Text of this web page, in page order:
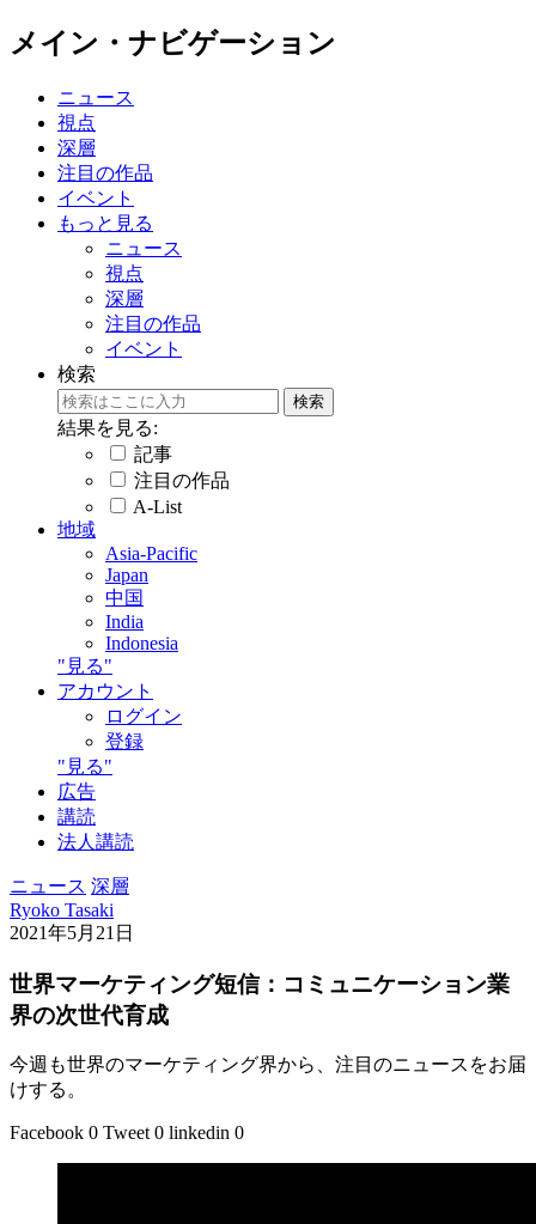
メイン・ナビゲーション
ニュース
視点
深層
注目の作品
イベント
もっと見る
ニュース
視点
深層
注目の作品
イベント
検索
結果を見る:
記事
注目の作品
A-List
地域
Asia-Pacific
Japan
中国
India
Indonesia
"見る"
アカウント
ログイン
登録
"見る"
広告
講読
法人講読
ニュース 深層
Ryoko Tasaki
2021年5月21日
世界マーケティング短信：コミュニケーション業
界の次世代育成
今週も世界のマーケティング界から、注目のニュースをお届
けする。
Facebook 0 Tweet 0 linkedin 0